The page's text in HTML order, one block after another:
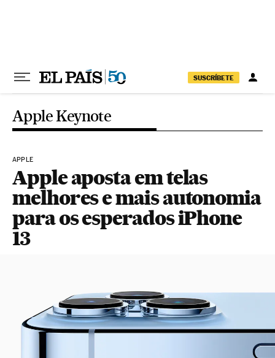
SUSCRÍBETE
Apple Keynote
APPLE
Apple aposta em telas
melhores e mais autonomia
para os esperados iPhone
13